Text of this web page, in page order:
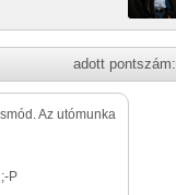
adott pontszám:
Az utómunka
P